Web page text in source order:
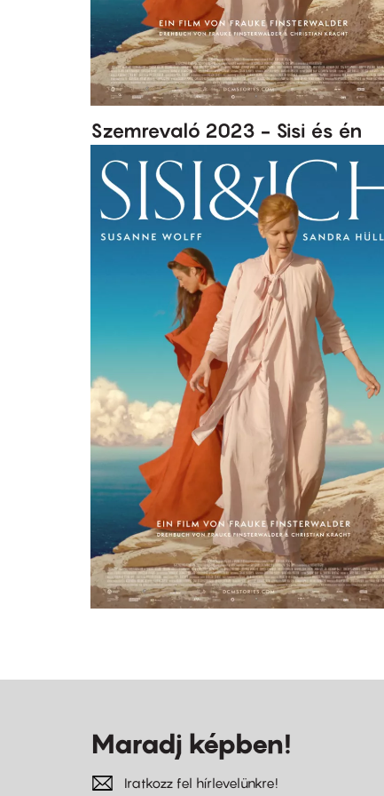
Szemrevaló 2023 - Sisi és én
Maradj képben!
Iratkozz fel hírlevelünkre!